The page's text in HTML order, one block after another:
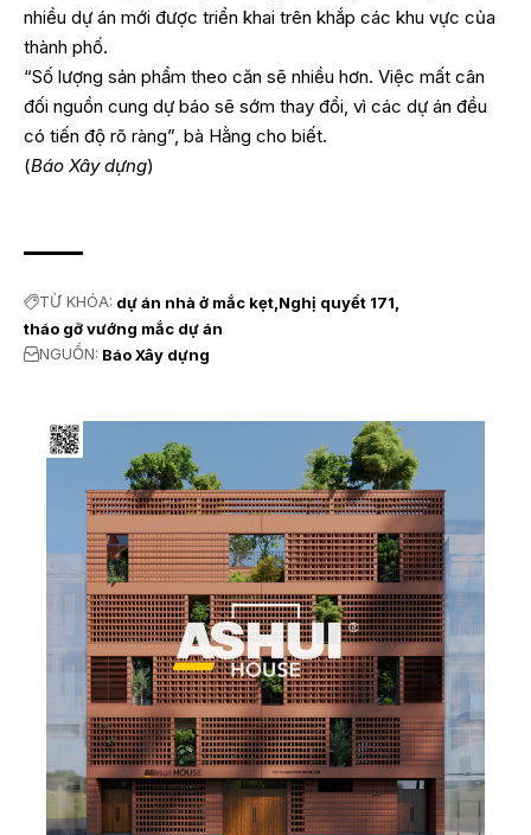
nhiều dự án mới được triển khai trên khắp các khu vực của
thành phố.
“Số lượng sản phẩm theo căn sẽ nhiều hơn. Việc mất cân
đối nguồn cung dự báo sẽ sớm thay đổi, vì các dự án đều
có tiến độ rõ ràng”, bà Hằng cho biết.
(Báo Xây dựng)
TỪ KHÓA: dự án nhà ở mắc kẹt Nghị quyết 171
tháo gỡ vướng mắc dự án
NGUỒN: Báo Xây dựng